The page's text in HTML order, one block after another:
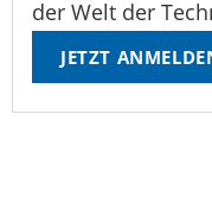
der Welt der
JETZT